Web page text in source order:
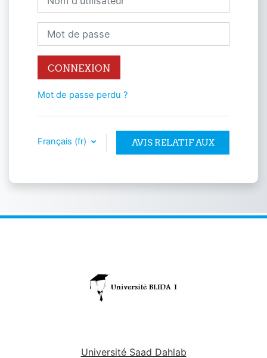
Mot de passe
CONNEXION
Mot de passe perdu ?
Français ‎(fr)‎ AVIS RELATIF AUX
Université Saad Dahlab